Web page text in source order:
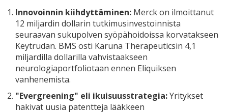
Innovoinnin kiihdyttäminen: Merck on ilmoittanut
12 miljardin dollarin tutkimusinvestoinnista
seuraavan sukupolven syöpähoidoissa korvatakseen
Keytrudan. BMS osti Karuna Therapeuticsin 4,1
miljardilla dollarilla vahvistaakseen
neurologiaportfoliotaan ennen Eliquiksen
vanhenemista.
"Evergreening" eli ikuisuusstrategia:Yritykset
hakivat uusia patentteja lääkkeen